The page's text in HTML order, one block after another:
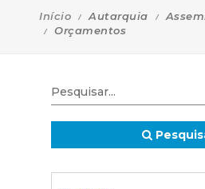
Início Autarquia
Orçamentos